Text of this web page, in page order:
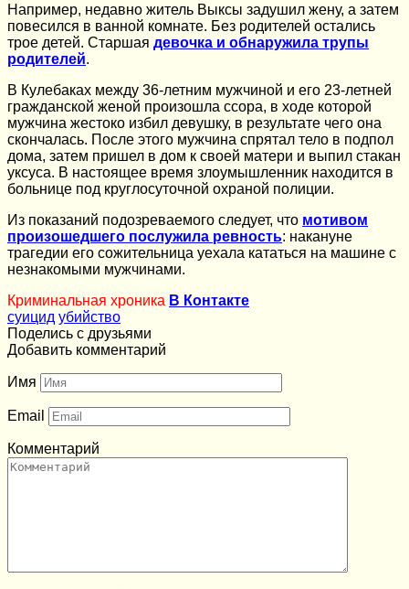
Например, недавно житель Выксы задушил жену, а затем
повесился в ванной комнате. Без родителей остались
трое детей. Старшая девочка и обнаружила трупы
родителей.
В Кулебаках между 36-летним мужчиной и его 23-летней
гражданской женой произошла ссора, в ходе которой
мужчина жестоко избил девушку, в результате чего она
скончалась. После этого мужчина спрятал тело в подпол
дома, затем пришел в дом к своей матери и выпил стакан
уксуса. В настоящее время злоумышленник находится в
больнице под круглосуточной охраной полиции.
Из показаний подозреваемого следует, что мотивом
произошедшего послужила ревность: накануне
трагедии его сожительница уехала кататься на машине с
незнакомыми мужчинами.
Криминальная хроника В Контакте
суицид убийство
Поделись с друзьями
Добавить комментарий
Имя
Email
Комментарий